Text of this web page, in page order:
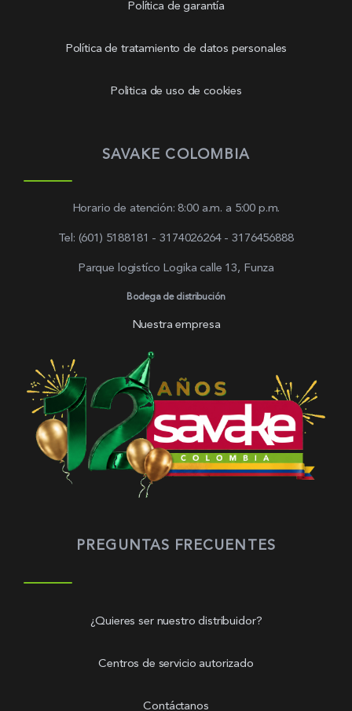
Política de garantía
Política de tratamiento de datos personales
Politica de uso de cookies
SAVAKE COLOMBIA
Horario de atención: 8:00 a.m. a 5:00 p.m.
Tel: (601) 5188181 - 3174026264 - 3176456888
Parque logistíco Logika calle 13, Funza
Bodega de distribución
Nuestra empresa
PREGUNTAS FRECUENTES
¿Quieres ser nuestro distribuidor?
Centros de servicio autorizado
Contáctanos